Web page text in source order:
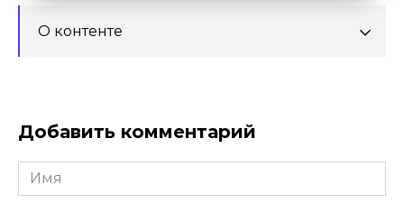
О контенте
Добавить комментарий
Имя
*